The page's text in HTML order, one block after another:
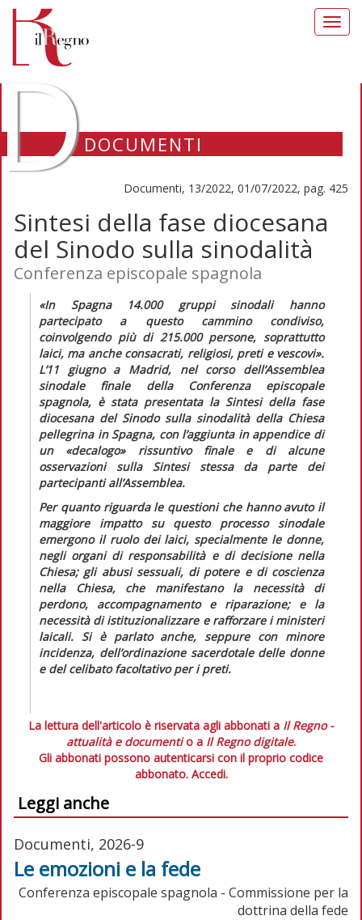
DOCUMENTI
Documenti, 13/2022, 01/07/2022, pag. 425
Sintesi della fase diocesana
del Sinodo sulla sinodalità
Conferenza episcopale spagnola
«In Spagna 14.000 gruppi sinodali hanno
partecipato a questo cammino condiviso,
coinvolgendo più di 215.000 persone, soprattutto
laici, ma anche consacrati, religiosi, preti e vescovi».
L’11 giugno a Madrid, nel corso dell’Assemblea
sinodale finale della Conferenza episcopale
spagnola, è stata presentata la Sintesi della fase
diocesana del Sinodo sulla sinodalità della Chiesa
pellegrina in Spagna, con l’aggiunta in appendice di
un «decalogo» rissuntivo finale e di alcune
osservazioni sulla Sintesistessa da parte dei
partecipanti all’Assemblea.
Per quanto riguarda le questioni che hanno avuto il
maggiore impatto su questo processo sinodale
emergono il ruolo dei laici, specialmente le donne,
negli organi di responsabilità e di decisione nella
Chiesa; gli abusi sessuali, di potere e di coscienza
nella Chiesa, che manifestano la necessità di
perdono, accompagnamento e riparazione; e la
necessità di istituzionalizzare e rafforzare i ministeri
laicali. Si è parlato anche, seppure con minore
incidenza, dell’ordinazione sacerdotale delle donne
e del celibato facoltativo per i preti.
La lettura dell'articolo è riservata agli abbonati a Il Regno -
attualità e documentio a Il Regno digitale.
Gli abbonati possono autenticarsi con il proprio codice
abbonato. Accedi.
Leggi anche
Documenti, 2026-9
Le emozioni e la fede
Conferenza episcopale spagnola - Commissione per la
dottrina della fede